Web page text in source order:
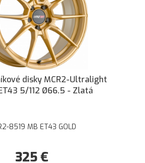
disky MCR2-Ultralight
5/112 Ø66.5 - Zlatá
8519 MB ET43 GOLD
325€